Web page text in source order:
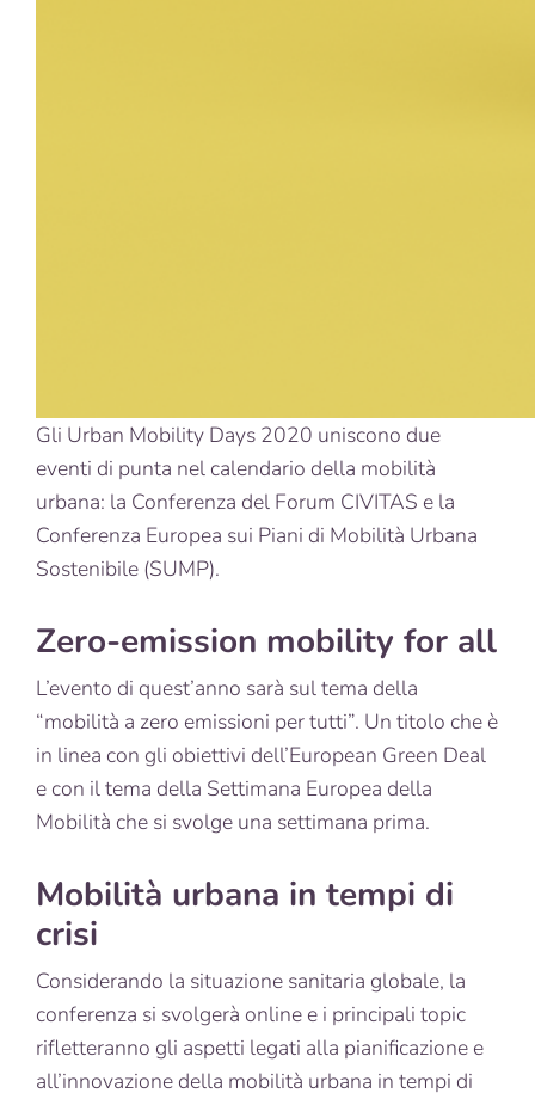
Gli Urban Mobility Days 2020 uniscono due
eventi di punta nel calendario della mobilità
urbana: la Conferenza del Forum CIVITAS e la
Conferenza Europea sui Piani di Mobilità Urbana
Sostenibile (SUMP).
Zero-emission mobility for all
L’evento di quest’anno sarà sul tema della
“mobilità a zero emissioni per tutti”. Un titolo che è
in linea con gli obiettivi dell’European Green Deal
e con il tema della Settimana Europea della
Mobilità che si svolge una settimana prima.
Mobilità urbana in tempi di
crisi
Considerando la situazione sanitaria globale, la
conferenza si svolgerà online e i principali topic
rifletteranno gli aspetti legati alla pianificazione e
all’innovazione della mobilità urbana in tempi di